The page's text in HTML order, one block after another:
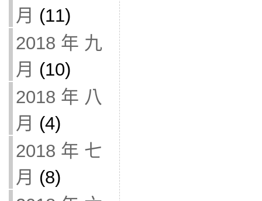
月 (11)
2018 年 九
月 (10)
2018 年 八
月 (4)
2018 年 七
月 (8)